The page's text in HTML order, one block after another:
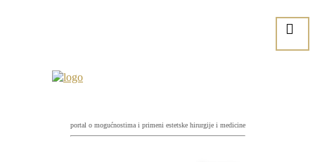
portal o mogućnostima i primeni estetske hirurgije i medicine